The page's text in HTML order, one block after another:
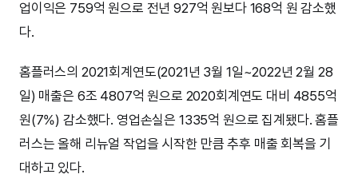
업이익은 759억 원으로 전년 927억 원보다 168억 원 감소했
다.
홈플러스의 2021회계연도(2021년 3월 1일~2022년 2월 28
일) 매출은 6조 4807억 원으로 2020회계연도 대비 4855억
원(7%) 감소했다. 영업손실은 1335억 원으로 집계됐다. 홈플
러스는 올해 리뉴얼 작업을 시작한 만큼 추후 매출 회복을 기
대하고 있다.